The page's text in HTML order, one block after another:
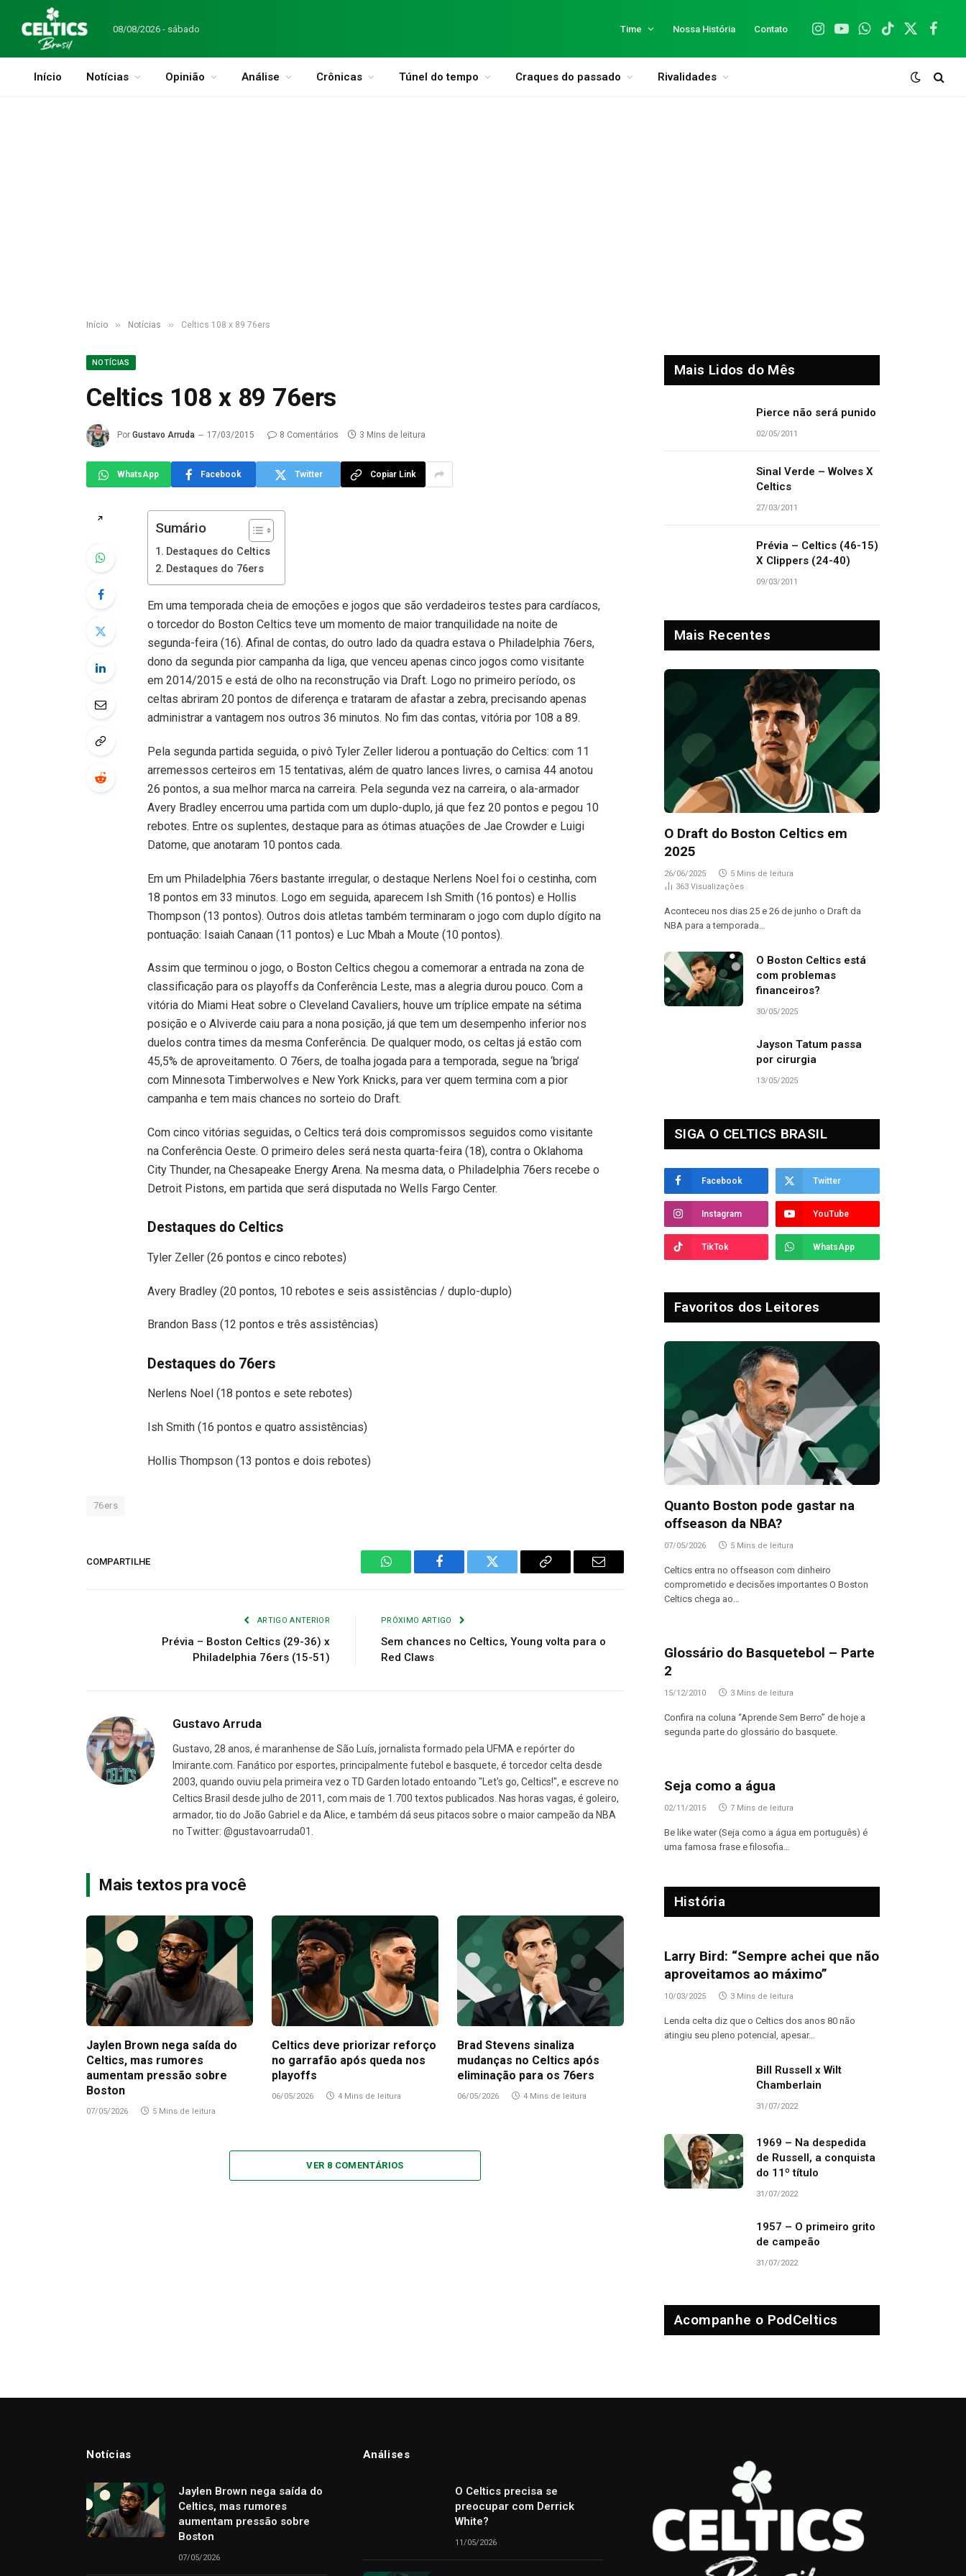
08/08/2026 - sábado Time Nossa História Contato
Instagram
YouTubeWhatsApp
TikTok
X
Início Notícias Opinião Análise Crônicas Túnel do tempo Craques do passado Rivalidades
Início » Notícias » Celtics 108 x 89 76ers
NOTÍCIAS
Celtics 108 x 89 76ers
Por Gustavo Arruda 17/03/2015 8 Comentários 3 Mins de leitura
WhatsApp Facebook Twitter Copiar Link
↗
Sumário
Destaques do Celtics
Destaques do 76ers
Em uma temporada cheia de emoções e jogos que são verdadeiros testes para cardíacos,
o torcedor do Boston Celtics teve um momento de maior tranquilidade na noite de
segunda-feira (16). Afinal de contas, do outro lado da quadra estava o Philadelphia 76ers,
dono da segunda pior campanha da liga, que venceu apenas cinco jogos como visitante
em 2014/2015 e está de olho na reconstrução via Draft. Logo no primeiro período, os
celtas abriram 20 pontos de diferença e trataram de afastar a zebra, precisando apenas
administrar a vantagem nos outros 36 minutos. No fim das contas, vitória por 108 a 89.
Pela segunda partida seguida, o pivô Tyler Zeller liderou a pontuação do Celtics: com 11
arremessos certeiros em 15 tentativas, além de quatro lances livres, o camisa 44 anotou
26 pontos, a sua melhor marca na carreira. Pela segunda vez na carreira, o ala-armador
Avery Bradley encerrou uma partida com um duplo-duplo, já que fez 20 pontos e pegou 10
rebotes. Entre os suplentes, destaque para as ótimas atuações de Jae Crowder e Luigi
Datome, que anotaram 10 pontos cada.
Em um Philadelphia 76ers bastante irregular, o destaque Nerlens Noel foi o cestinha, com
18 pontos em 33 minutos. Logo em seguida, aparecem Ish Smith (16 pontos) e Hollis
Thompson (13 pontos). Outros dois atletas também terminaram o jogo com duplo dígito na
pontuação: Isaiah Canaan (11 pontos) e Luc Mbah a Moute (10 pontos).
Assim que terminou o jogo, o Boston Celtics chegou a comemorar a entrada na zona de
classificação para os playoffs da Conferência Leste, mas a alegria durou pouco. Com a
vitória do Miami Heat sobre o Cleveland Cavaliers, houve um tríplice empate na sétima
posição e o Alviverde caiu para a nona posição, já que tem um desempenho inferior nos
duelos contra times da mesma Conferência. De qualquer modo, os celtas já estão com
45,5% de aproveitamento. O 76ers, de toalha jogada para a temporada, segue na ‘briga’
com Minnesota Timberwolves e New York Knicks, para ver quem termina com a pior
campanha e tem mais chances no sorteio do Draft.
Com cinco vitórias seguidas, o Celtics terá dois compromissos seguidos como visitante
na Conferência Oeste. O primeiro deles será nesta quarta-feira (18), contra o Oklahoma
City Thunder, na Chesapeake Energy Arena. Na mesma data, o Philadelphia 76ers recebe o
Detroit Pistons, em partida que será disputada no Wells Fargo Center.
Destaques do Celtics
Tyler Zeller (26 pontos e cinco rebotes)
Avery Bradley (20 pontos, 10 rebotes e seis assistências / duplo-duplo)
Brandon Bass (12 pontos e três assistências)
Destaques do 76ers
Nerlens Noel (18 pontos e sete rebotes)
Ish Smith (16 pontos e quatro assistências)
Hollis Thompson (13 pontos e dois rebotes)
76ers
COMPARTILHE
WhatsAppFacebook Twitter
Copiar
E-
ARTIGO ANTERIOR
Prévia – Boston Celtics (29-36) x
Philadelphia 76ers (15-51)
PRÓXIMO ARTIGO
Sem chances no Celtics, Young volta para o
Red Claws
Gustavo Arruda
Gustavo, 28 anos, é maranhense de São Luís, jornalista formado pela UFMA e repórter do
Imirante.com. Fanático por esportes, principalmente futebol e basquete, é torcedor celta desde
2003, quando ouviu pela primeira vez o TD Garden lotado entoando "Let's go, Celtics!", e escreve no
Celtics Brasil desde julho de 2011, com mais de 1.700 textos publicados. Nas horas vagas, é goleiro,
armador, tio do João Gabriel e da Alice, e também dá seus pitacos sobre o maior campeão da NBA
no Twitter: @gustavoarruda01.
Mais textos pra você
Jaylen Brown nega saída do
Celtics, mas rumores
aumentam pressão sobre
Boston
07/05/2026 5 Mins de leitura
Celtics deve priorizar reforço
no garrafão após queda nos
playoffs
06/05/2026 4 Mins de leitura
Brad Stevens sinaliza
mudanças no Celtics após
eliminação para os 76ers
06/05/2026 4 Mins de leitura
VER 8 COMENTÁRIOS
Mais Lidos do Mês
Pierce não será punido
02/05/2011
Sinal Verde – Wolves X
Celtics
27/03/2011
Prévia – Celtics (46-15)
X Clippers (24-40)
09/03/2011
Mais Recentes
O Draft do Boston Celtics em
2025
26/06/2025
5 Mins de leitura
363 Visualizações
Aconteceu nos dias 25 e 26 de junho o Draft da
NBA para a temporada…
O Boston Celtics está
com problemas
financeiros?
30/05/2025
Jayson Tatum passa
por cirurgia
13/05/2025
SIGA O CELTICS BRASIL
Facebook Twitter
Instagram YouTube
TikTok WhatsApp
Favoritos dos Leitores
Quanto Boston pode gastar na
offseason da NBA?
07/05/2026 5 Mins de leitura
Celtics entra no offseason com dinheiro
comprometido e decisões importantes O Boston
Celtics chega ao…
Glossário do Basquetebol – Parte
2
15/12/2010 3 Mins de leitura
Confira na coluna “Aprende Sem Berro” de hoje a
segunda parte do glossário do basquete.
Seja como a água
02/11/2015 7 Mins de leitura
Be like water (Seja como a água em português) é
uma famosa frase e filosofia…
História
Larry Bird: “Sempre achei que não
aproveitamos ao máximo”
10/03/2025 3 Mins de leitura
Lenda celta diz que o Celtics dos anos 80 não
atingiu seu pleno potencial, apesar…
Bill Russell x Wilt
Chamberlain
31/07/2022
1969 – Na despedida
de Russell, a conquista
do 11º título
31/07/2022
1957 – O primeiro grito
de campeão
31/07/2022
Acompanhe o PodCeltics
Notícias
Jaylen Brown nega saída do
Celtics, mas rumores
aumentam pressão sobre
Boston
07/05/2026
Análises
O Celtics precisa se
preocupar com Derrick
White?
11/05/2026